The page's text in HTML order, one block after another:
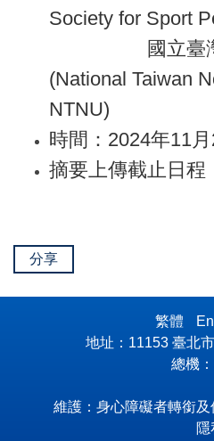
Society for Sport
國立臺灣
(National Taiwan
NTNU)
時間： 2024年11月
摘要上傳截止日程
分享
繁體
地址：11153 臺北
總機
維護：身心障礙者轉銜